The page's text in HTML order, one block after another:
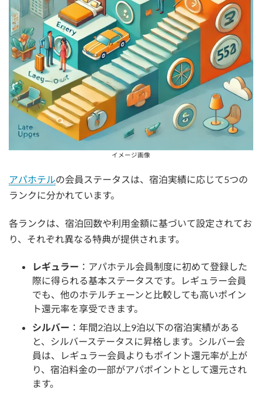
イメージ画像
アパホテルの会員ステータスは、宿泊実績に応じて5つの
ランクに分かれています。
各ランクは、宿泊回数や利用金額に基づいて設定されてお
り、それぞれ異なる特典が提供されます。
レギュラー ：アパホテル会員制度に初めて登録した
際に得られる基本ステータスです。レギュラー会員
でも、他のホテルチェーンと比較しても高いポイン
ト還元率を享受できます。
シルバー ：年間2泊以上9泊以下の宿泊実績がある
と、シルバーステータスに昇格します。シルバー会
員は、レギュラー会員よりもポイント還元率が上が
り、宿泊料金の一部がアパポイントとして還元され
ます。